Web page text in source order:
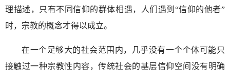
理描述，只有不同信仰的群体相遇，人们遇到“信仰的他者”
时，宗教的概念才得以成立。
在一个足够大的社会范围内，几乎没有一个个体可能只
接触过一种宗教性内容，传统社会的基层信仰空间没有明确